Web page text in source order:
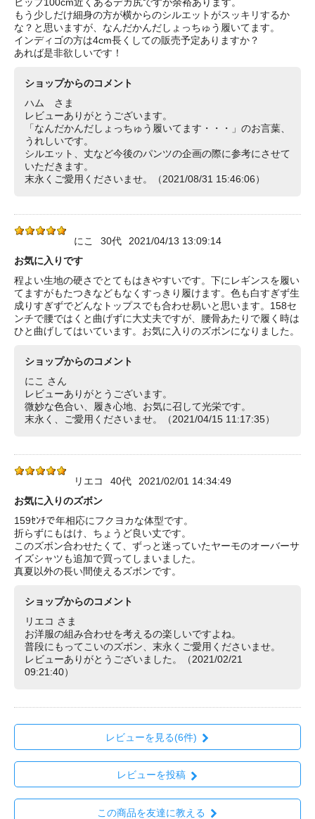
もう少しだけ細身の方が横からのシルエットがスッキリするか
な？と思いますが、なんだかんだしょっちゅう履いてます。
インディゴの方は4cm長くしての販売予定ありますか？
あれば是非欲しいです！
ショップからのコメント
ハム さま
レビューありがとうございます。
「なんだかんだしょっちゅう履いてます・・・」のお言葉、
うれしいです。
シルエット、丈など今後のパンツの企画の際に参考にさせて
いただきます。
末永くご愛用くださいませ。（2021/08/31 15:46:06）
にこ 30代
2021/04/13 13:09:14
お気に入りです
程よい生地の硬さでとてもはきやすいです。下にレギンスを履い
てますがもたつきなどもなくすっきり履けます。色も白すぎず生
成りすぎずでどんなトップスでも合わせ易いと思います。158セ
ンチで腰ではくと曲げずに大丈夫ですが、腰骨あたりで履く時は
ひと曲げしてはいています。お気に入りのズボンになりました。
ショップからのコメント
にこ さん
レビューありがとうございます。
微妙な色合い、履き心地、お気に召して光栄です。
末永く、ご愛用くださいませ。（2021/04/15 11:17:35）
リエコ 40代
2021/02/01 14:34:49
お気に入りのズボン
159ｾﾝﾁで年相応にフクヨカな体型です。
折らずにもはけ、ちょうど良い丈です。
このズボン合わせたくて、ずっと迷っていたヤーモのオーバーサ
イズシャツも追加で買ってしまいました。
真夏以外の長い間使えるズボンです。
ショップからのコメント
リエコ さま
お洋服の組み合わせを考えるの楽しいですよね。
普段にもってこいのズボン、末永くご愛用くださいませ。
レビューありがとうございました。（2021/02/21
09:21:40）
レビューを見る(6件)
レビューを投稿
この商品を友達に教える